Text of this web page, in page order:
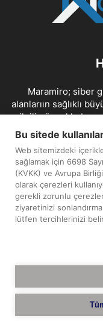
Maramiro; siber
alanlarıın sağlıklı
ilgili güncel haber
İletişim:
Telif Hakkı © 2019 -
Bu sitede
Web sitemizdeki
sağlamak için 6698
(KVKK) ve Avrupa
olarak çerezleri
gerekli zorunlu
ziyaretinizi
lütfen tercihlerinizi